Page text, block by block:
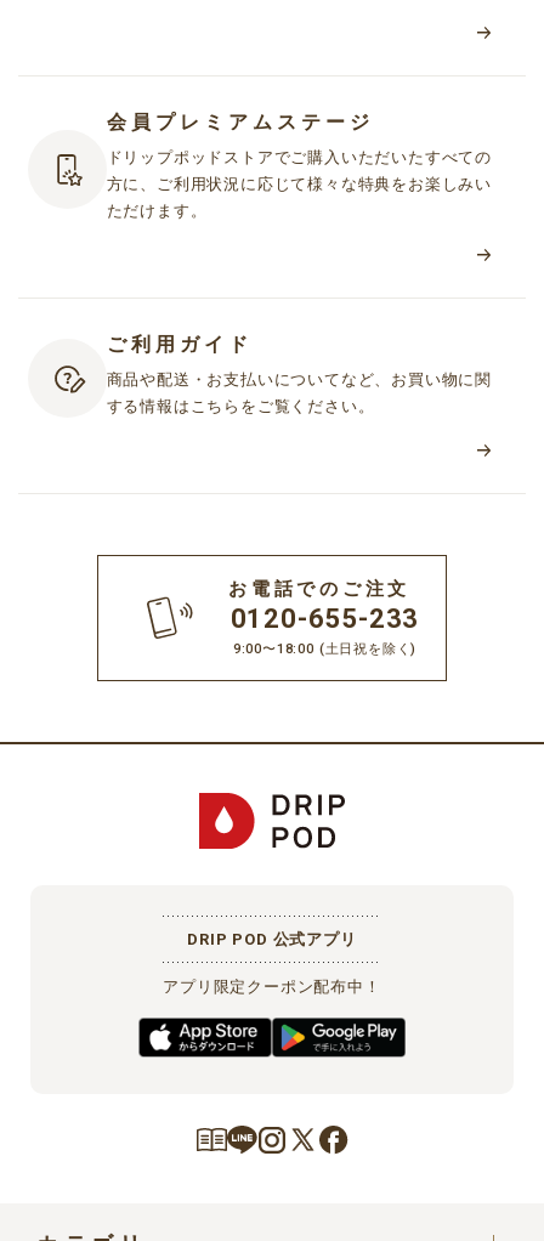
会員プレミアムステージ
ドリップポッドストアでご購入いただいたすべての
方に、ご利用状況に応じて様々な特典をお楽しみい
ただけます。
ご利用ガイド
商品や配送・お支払いについてなど、お買い物に関
する情報はこちらをご覧ください。
お電話でのご注文
0120-655-233
9:00〜18:00 (土日祝を除く)
DRIP POD 公式アプリ
アプリ限定クーポン配布中！